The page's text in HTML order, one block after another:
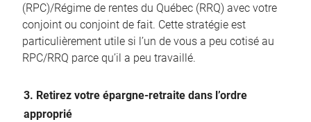
(RPC)/Régime de rentes du Québec (RRQ) avec votre
conjoint ou conjoint de fait. Cette stratégie est
particulièrement utile si l’un de vous a peu cotisé au
RPC/RRQ parce qu’il a peu travaillé.
3. Retirez votre épargne-retraite dans l’ordre
approprié